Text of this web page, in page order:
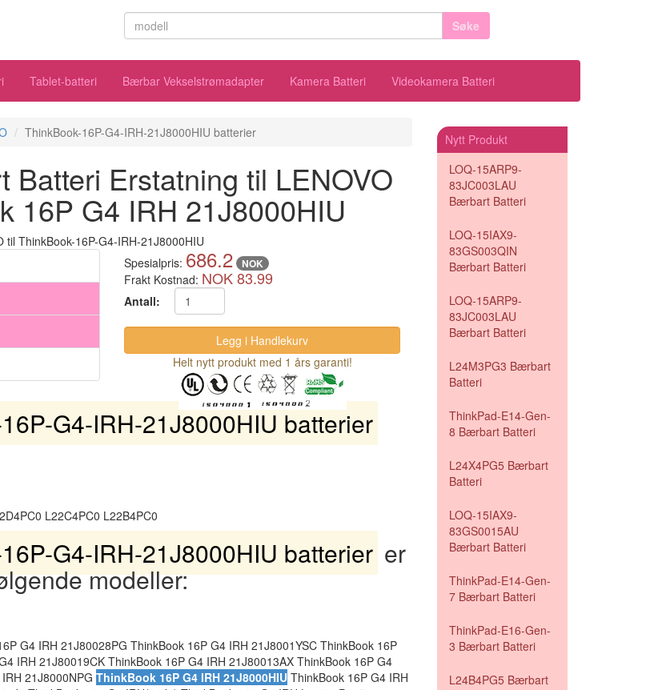
Søke
Tablet-batteri Bærbar Vekselstrømadapter Kamera Batteri Videokamera Batteri
ThinkBook-16P-G4-IRH-21J8000HIU batterier
Erstatning til LENOVO
16P G4 IRH 21J8000HIU
Spesialpris: 686.2 NOK
Frakt Kostnad: NOK 83.99
Antall:
Helt nytt produkt med 1 års garanti!
G4-IRH-21J8000HIU batterier
L22C4PC0 L22B4PC0
G4-IRH-21J8000HIU batterier er
modeller:
G4 IRH 21J80028PG ThinkBook 16P G4 IRH 21J8001YSC ThinkBook 16P
IRH 21J80019CK ThinkBook 16P G4 IRH 21J80013AX ThinkBook 16P G4
21J8000NPG ThinkBook 16P G4 IRH 21J8000HIU ThinkBook 16P G4 IRH
Nytt Produkt
LOQ-15ARP9-
83JC003LAU
Bærbart Batteri
LOQ-15IAX9-
83GS003QIN
Bærbart Batteri
LOQ-15ARP9-
83JC003LAU
Bærbart Batteri
L24M3PG3 Bærbart
Batteri
ThinkPad-E14-Gen-
8 Bærbart Batteri
L24X4PG5 Bærbart
Batteri
LOQ-15IAX9-
83GS0015AU
Bærbart Batteri
ThinkPad-E14-Gen-
7 Bærbart Batteri
ThinkPad-E16-Gen-
3 Bærbart Batteri
L24B4PG5 Bærbart